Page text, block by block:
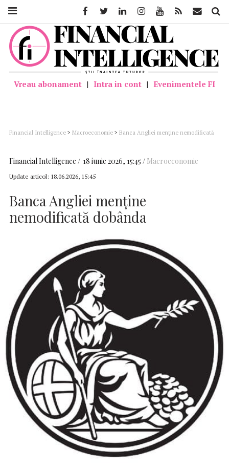
Vreau abonament | Intra in cont | Evenimentele FI
Financial Intelligence > Macroeconomie > Banca Angliei menţine nemodificată
Financial Intelligence 18 iunie 2026, 15:45 Macroeconomie
Update articol: 18.06.2026, 15:45
Banca Angliei menţine
nemodificată dobânda
FacebookTwitter LinkedinInstagramYoutube Feed Mail